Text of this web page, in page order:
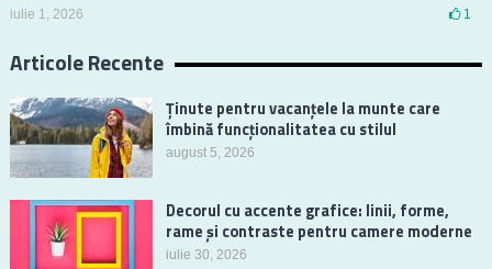
iulie 1, 2026 1
Articole Recente
Ținute pentru vacanțele la munte care
îmbină funcționalitatea cu stilul
august 5, 2026
Decorul cu accente grafice: linii, forme,
rame și contraste pentru camere moderne
iulie 30, 2026